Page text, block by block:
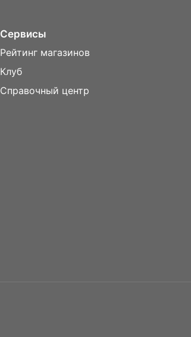
Сервисы
Рейтинг магазинов
Клуб
Справочный центр